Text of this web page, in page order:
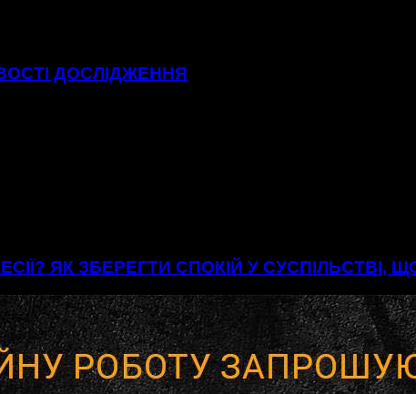
ДОСЛІДЖЕННЯ
ЯК ЗБЕРЕГТИ СПОКІЙ У СУСПІЛЬСТВІ,